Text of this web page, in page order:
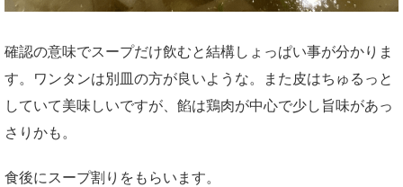
確認の意味でスープだけ飲むと結構しょっぱい事が分かりま
す。ワンタンは別皿の方が良いような。また皮はちゅるっと
していて美味しいですが、餡は鶏肉が中心で少し旨味があっ
さりかも。
食後にスープ割りをもらいます。